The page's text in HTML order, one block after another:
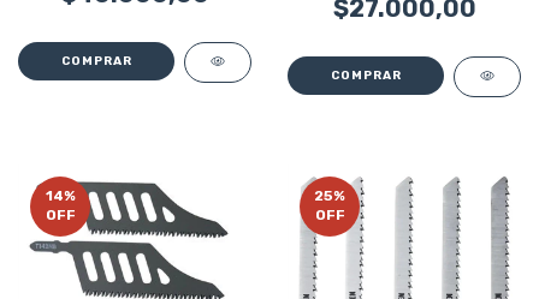
$27.000,00
14%
OFF
25%
OFF